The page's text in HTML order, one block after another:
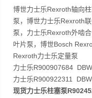
博世力士乐Rexroth轴向
泵，博世力士乐Rexroth
泵，力士乐Rexroth外啮
叶片泵，博世Bosch
Rexroth力士乐定量泵
力士乐R900907684
力士乐R900922311
现货力士乐柱塞泵